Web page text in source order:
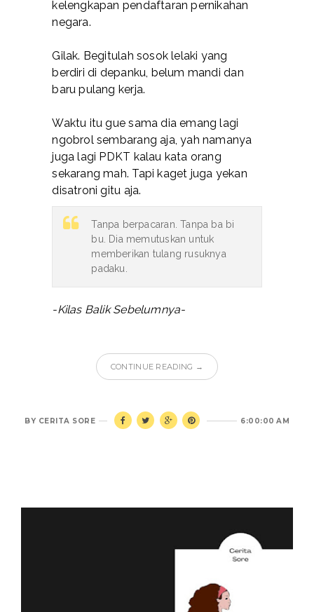
kelengkapan pendaftaran pernikahan
negara.
Gilak. Begitulah sosok lelaki yang
berdiri di depanku, belum mandi dan
baru pulang kerja.
Waktu itu gue sama dia emang lagi
ngobrol sembarang aja, yah namanya
juga lagi PDKT kalau kata orang
sekarang mah. Tapi kaget juga yekan
disatroni gitu aja.
Tanpa berpacaran. Tanpa ba bi
bu. Dia memutuskan untuk
memberikan tulang rusuknya
padaku.
-Kilas Balik Sebelumnya-
CONTINUE READING →
6:00:00 AM
BY CERITA SORE